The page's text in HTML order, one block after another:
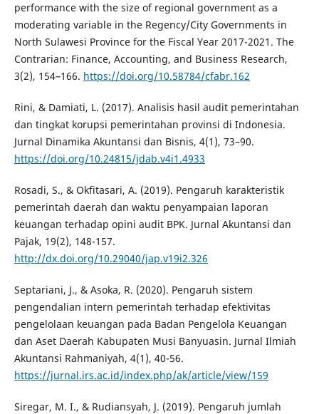
performance with the size of regional government as a
moderating variable in the Regency/City Governments in
North Sulawesi Province for the Fiscal Year 2017-2021. The
Contrarian: Finance, Accounting, and Business Research,
3(2), 154–166. https://doi.org/10.58784/cfabr.162
Rini, & Damiati, L. (2017). Analisis hasil audit pemerintahan
dan tingkat korupsi pemerintahan provinsi di Indonesia.
Jurnal Dinamika Akuntansi dan Bisnis, 4(1), 73–90.
https://doi.org/10.24815/jdab.v4i1.4933
Rosadi, S., & Okfitasari, A. (2019). Pengaruh karakteristik
pemerintah daerah dan waktu penyampaian laporan
keuangan terhadap opini audit BPK. Jurnal Akuntansi dan
Pajak, 19(2), 148-157.
http://dx.doi.org/10.29040/jap.v19i2.326
Septariani, J., & Asoka, R. (2020). Pengaruh sistem
pengendalian intern pemerintah terhadap efektivitas
pengelolaan keuangan pada Badan Pengelola Keuangan
dan Aset Daerah Kabupaten Musi Banyuasin. Jurnal Ilmiah
Akuntansi Rahmaniyah, 4(1), 40-56.
https://jurnal.irs.ac.id/index.php/ak/article/view/159
Siregar, M. I., & Rudiansyah, J. (2019). Pengaruh jumlah